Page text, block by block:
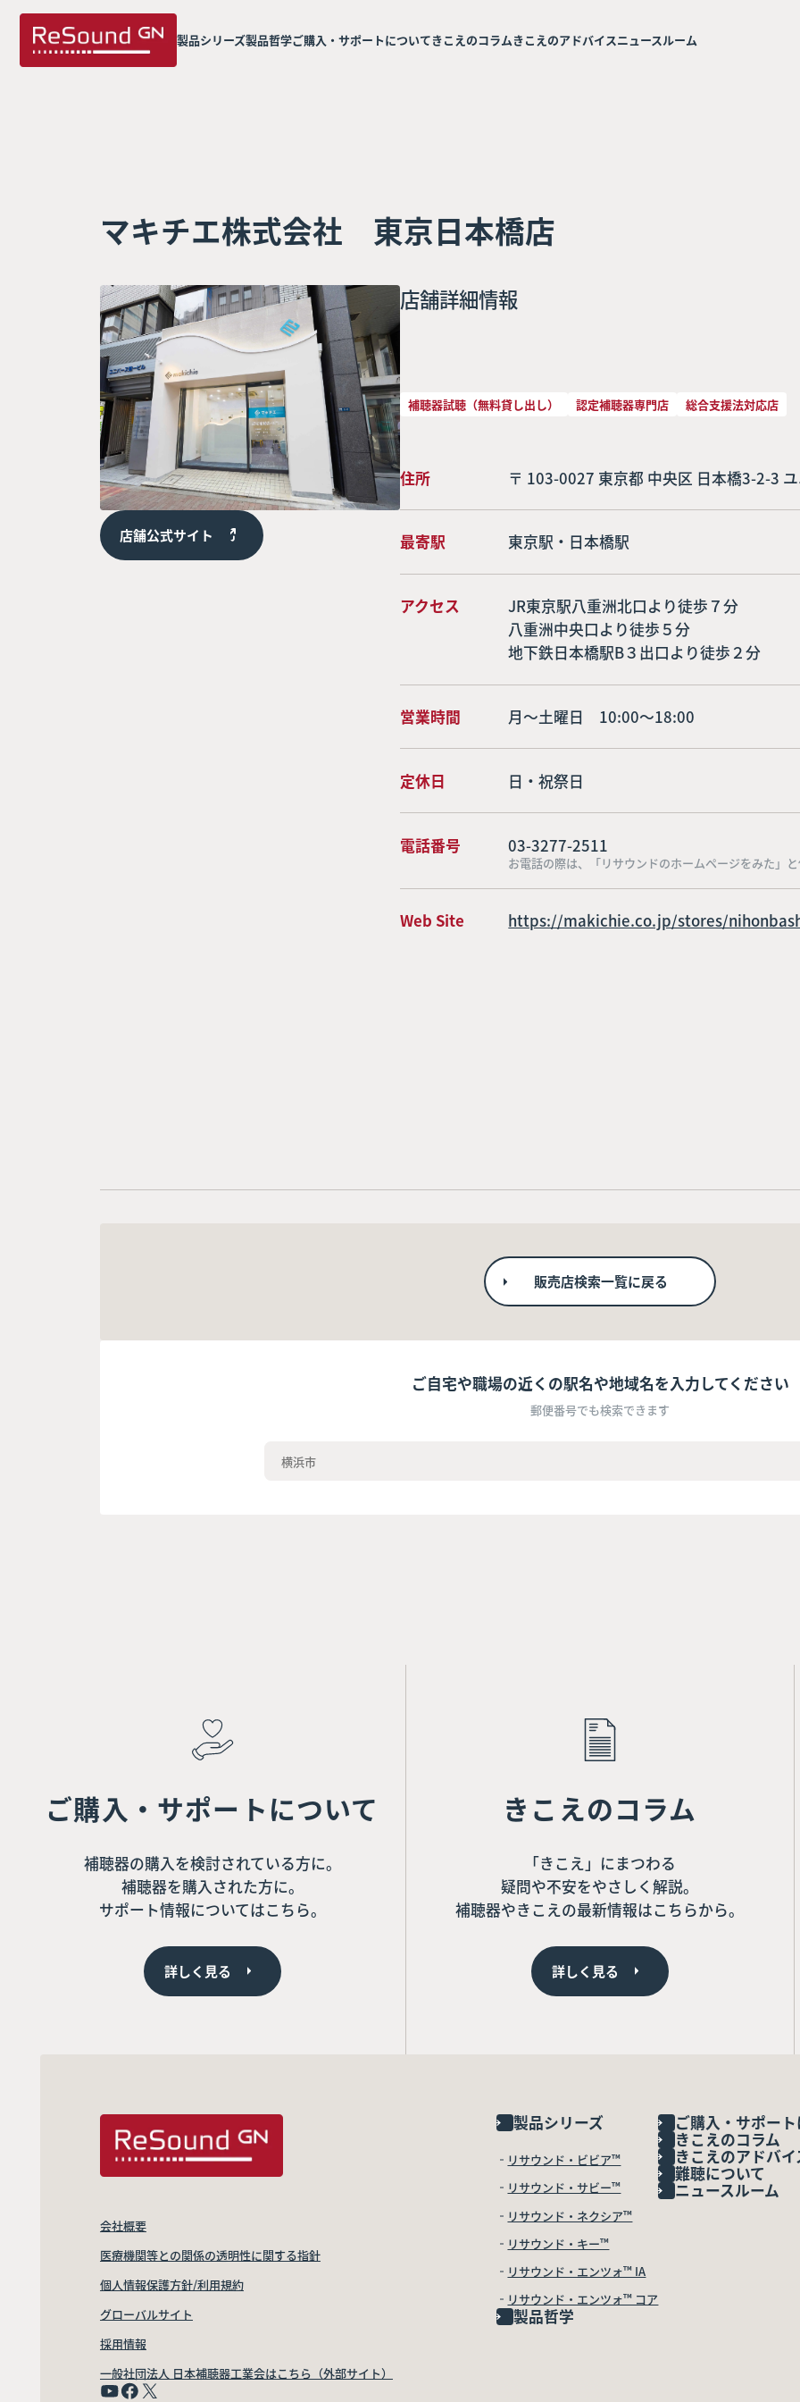
製品シリーズ製品哲学ご購入・サポートについてきこえのコラムきこえのアドバイスニュースルーム
マキチエ株式会社 東京日本橋店
店舗公式サイト
店舗詳細情報
補聴器試聴（無料貸し出し） 認定補聴器専門店 総合支援法対応店
住所 〒 103-0027 東京都 中央区 日本橋3-2-3
最寄駅 東京駅・日本橋駅
アクセス
JR東京駅八重洲北口より徒歩７分
八重洲中央口より徒歩５分
地下鉄日本橋駅B３出口より徒歩２分
営業時間 月～土曜日 10:00～18:00
定休日 日・祝祭日
電話番号 03-3277-2511
お電話の際は、「リサウンドのホームページをみた」
Web Site https://makichie.co.jp/stores/
販売店検索一覧に戻る
ご自宅や職場の近くの駅名や地域名を入力してください
郵便番号でも検索できます
ご購入・サポートについて
補聴器の購入を検討されている方に。
補聴器を購入された方に。
サポート情報についてはこちら。
詳しく見る
きこえのコラム
「きこえ」にまつわる
疑問や不安をやさしく解説。
補聴器やきこえの最新情報はこちらから。
詳しく見る
製品シリーズ
リサウンド・ビビア™
リサウンド・サビー™
リサウンド・ネクシア™
リサウンド・キー™
リサウンド・エンツォ™ IA
リサウンド・エンツォ™ コア
製品哲学
ご購入・サポー
きこえのコラム
きこえのアドバイ
難聴について
ニュースルーム
会社概要
医療機関等との関係の透明性に関する指針
個人情報保護方針/利用規約
グローバルサイト
採用情報
一般社団法人 日本補聴器工業会はこちら（外部サイト）